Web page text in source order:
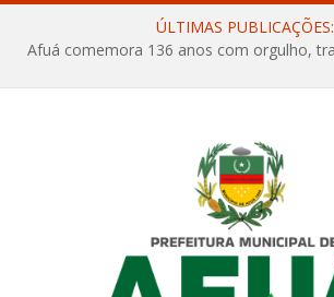
ÚLTIMAS PUBLICAÇÕES: